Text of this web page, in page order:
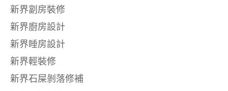
新界劏房裝修
新界廚房設計
新界睡房設計
新界輕裝修
新界石屎剝落修補